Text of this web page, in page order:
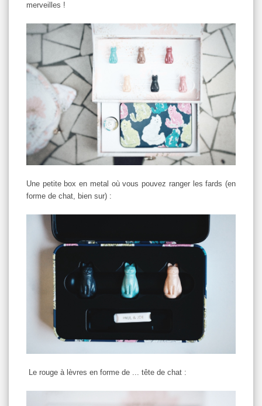
merveilles !
Une petite box en metal où vous pouvez ranger les fards (en
forme de chat, bien sur) :
Le rouge à lèvres en forme de ... tête de chat :